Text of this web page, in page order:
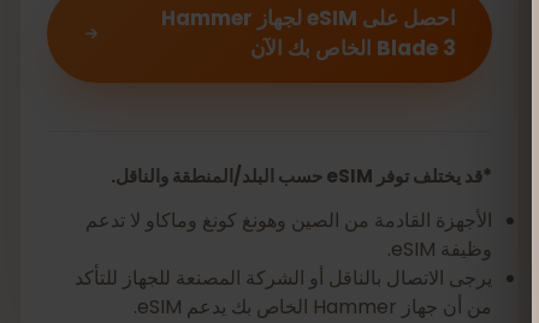
احصل على eSIM لجهاز Hammer
Blade 3 الخاص بك الآن
*قد يختلف توفر eSIM حسب البلد/المنطقة والناقل.
الأجهزة القادمة من الصين وهونغ كونغ وماكاو لا تدعم
وظيفة eSIM.
يرجى الاتصال بالناقل أو الشركة المصنعة للجهاز للتأكد
من أن جهاز Hammer الخاص بك يدعم eSIM.